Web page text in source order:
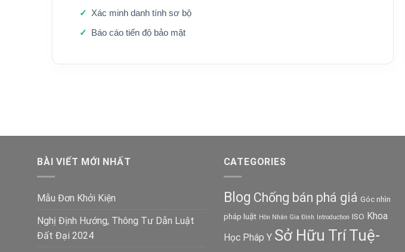
Xác minh danh tính sơ bộ
Báo cáo tiến độ bảo mật
BÀI VIẾT MỚI NHẤT
Mẫu Đơn Khởi Kiện
Nghị Định Hướng, Thông Tư Dẫn Luật
Đất Đại 2024
CATEGORIES
Blog Chống bán phá giá Góc nhìn
pháp luật Hôn Nhân Gia Đình Introduction ISO Khoa
Học Pháp Y Sở Hữu Trí Tuệ-